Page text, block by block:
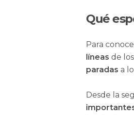
Qué
Para
líneas de
paradas a
Desde la